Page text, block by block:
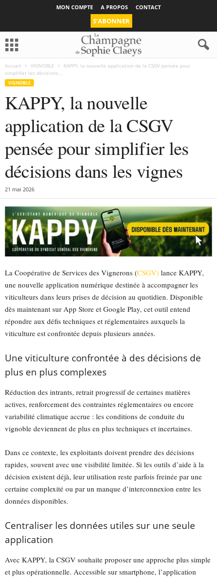
MON COMPTE A PROPOS CONTACT
S’ABONNER
Accueil VIGNOBLE
KAPPY, la nouvelle application de la CSGV pensée pour
simplifier les décisions...
VIGNOBLE
KAPPY, la nouvelle
application de la CSGV
pensée pour simplifier les
décisions dans les vignes
21 mai 2026
La Coopérative de Services des Vignerons (CSGV) lance KAPPY,
une nouvelle application numérique destinée à accompagner les
viticulteurs dans leurs prises de décision au quotidien. Disponible
dès maintenant sur App Store et Google Play, cet outil entend
répondre aux défis techniques et réglementaires auxquels la
viticulture est confrontée depuis plusieurs années.
Une viticulture confrontée à des décisions de
plus en plus complexes
Réduction des intrants, retrait progressif de certaines matières
actives, renforcement des contraintes réglementaires ou encore
variabilité climatique accrue : les conditions de conduite du
vignoble deviennent de plus en plus techniques et incertaines.
Dans ce contexte, les exploitants doivent prendre des décisions
rapides, souvent avec une visibilité limitée. Si les outils d’aide à la
décision existent déjà, leur utilisation reste parfois freinée par une
certaine complexité ou par un manque d’interconnexion entre les
données disponibles.
Centraliser les données utiles sur une seule
application
Avec KAPPY, la CSGV souhaite proposer une approche plus simple
et plus opérationnelle. Accessible sur smartphone, l’application